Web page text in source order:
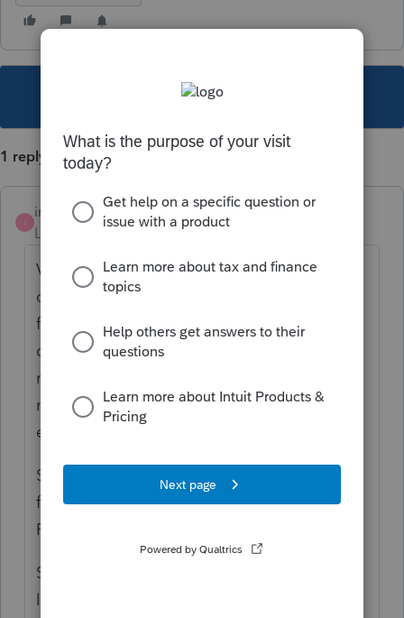
This topic has been closed for replies.
1 reply
info1066
Level 2
Forum|Forum|6 years ago
Vite comme ça, ça semble être un REER
qu'il a retiré alors qu'il était non-résident
fiscal (d'où le NR du NR4) . Très important
de lui demander s'il restait ici ou était
retourné dans son pays d'origine au
moment de retirer. Parfois la banque fait des
erreurs.
Si c'est bien du revenu de Non-résident, ce
feuillet, c'est sa dernière obligation fiscale.
Revenu Canada a son 25% et s'en contente.
Si c'est son seul revenu en 2019 y compris à
l'extérieur du pays, il peut faire une